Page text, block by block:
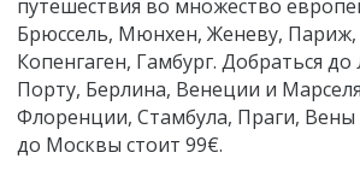
путешествия во множество
Брюссель, Мюнхен, Женеву, Париж,
Копенгаген, Гамбург. Добраться
Порту, Берлина, Венеции и
Флоренции, Стамбула, Праги, Вены
до Москвы стоит 99€.